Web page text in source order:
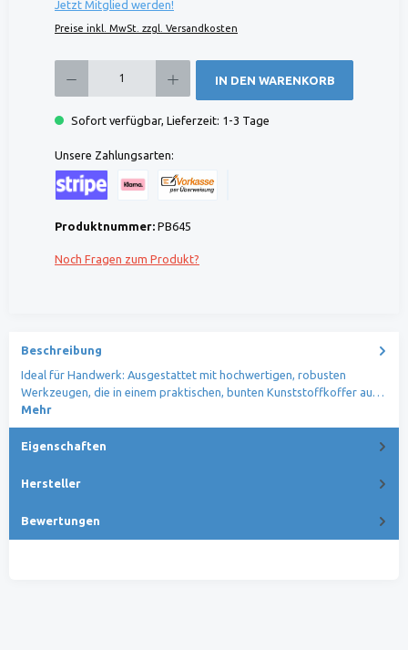
Jetzt Mitglied werden!
Preise inkl. MwSt. zzgl. Versandkosten
IN DEN WARENKORB
Sofort verfügbar, Lieferzeit: 1-3 Tage
Unsere Zahlungsarten:
Produktnummer: PB645
Noch Fragen zum Produkt?
Beschreibung
Ideal für Handwerk: Ausgestattet mit hochwertigen, robusten
Werkzeugen, die in einem praktischen, bunten Kunststoffkoffer au…
Mehr
Eigenschaften
Hersteller
Bewertungen